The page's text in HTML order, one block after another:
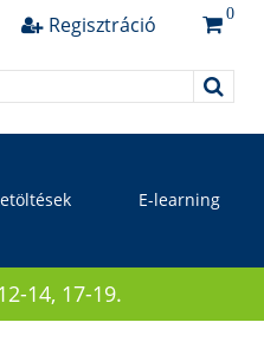
Regisztráció 0
E-learning
14, 17-19.